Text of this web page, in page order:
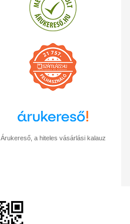
Árukereső, a hiteles vásárlási kalauz